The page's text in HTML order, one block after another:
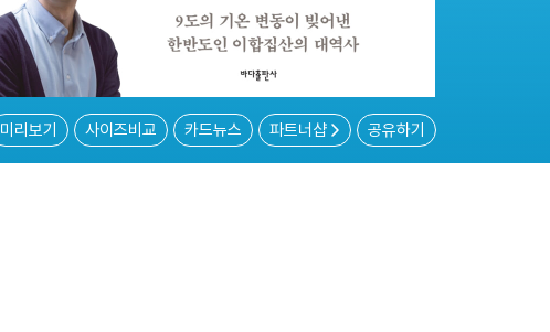
미리보기 사이즈비교 카드뉴스 파트너샵 공유하기